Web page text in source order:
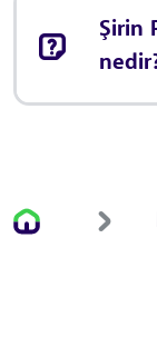
Şirin